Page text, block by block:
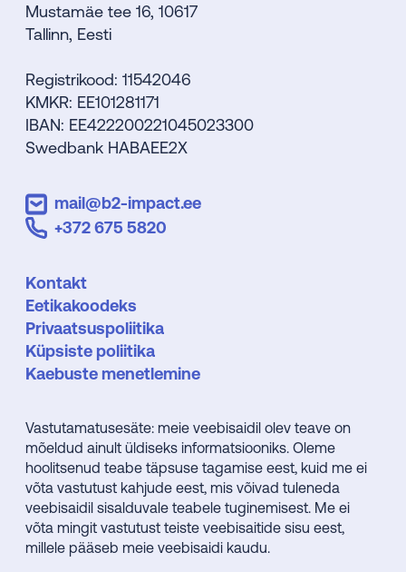
Mustamäe tee 16, 10617
Tallinn, Eesti
Registrikood: 11542046
KMKR: EE101281171
IBAN: EE422200221045023300
Swedbank HABAEE2X
mail@b2-impact.ee
+372 675 5820
Kontakt
Eetikakoodeks
Privaatsuspoliitika
Küpsiste poliitika
Kaebuste menetlemine
Vastutamatusesäte: meie veebisaidil olev teave on
mõeldud ainult üldiseks informatsiooniks. Oleme
hoolitsenud teabe täpsuse tagamise eest, kuid me ei
võta vastutust kahjude eest, mis võivad tuleneda
veebisaidil sisalduvale teabele tuginemisest. Me ei
võta mingit vastutust teiste veebisaitide sisu eest,
millele pääseb meie veebisaidi kaudu.